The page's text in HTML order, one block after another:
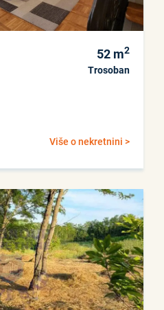
52 m2
Trosoban
Više o nekretnini >